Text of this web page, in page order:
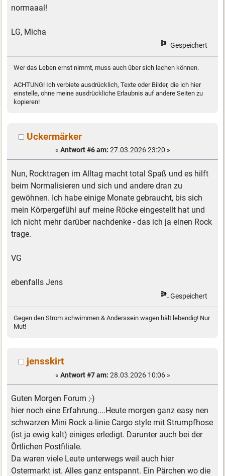
normaaal!
LG, Micha
Gespeichert
Wer das Leben ernst nimmt, muss auch über sich lachen können.
ACHTUNG! Ich verbiete ausdrücklich, Texte oder Bilder, die ich hier
einstelle, ohne meine ausdrückliche Erlaubnis auf andere Seiten zu
kopieren!
Uckermärker
« Antwort #6 am: 27.03.2026 23:20 »
Nun, Rocktragen im Alltag macht total Spaß und es hilft
beim Normalisieren und sich und andere dran zu
gewöhnen. Ich habe einige Monate gebraucht, bis sich
mein Körpergefühl auf meine Röcke eingestellt hat und
ich nicht mehr darüber nachdenke - das ich ja einen Rock
trage.
VG
ebenfalls Jens
Gespeichert
Gegen den Strom schwimmen & Anderssein wagen hält lebendig! Nur
Mut!
jensskirt
« Antwort #7 am: 28.03.2026 10:06 »
Guten Morgen Forum ;-)
hier noch eine Erfahrung....Heute morgen ganz easy nen
schwarzen Mini Rock a-linie Cargo style mit Strumpfhose
(ist ja ewig kalt) einiges erledigt. Darunter auch bei der
Örtlichen Postfiliale.
Da waren viele Leute unterwegs weil auch hier
Ostermarkt ist. Alles ganz entspannt. Ein Pärchen wo die